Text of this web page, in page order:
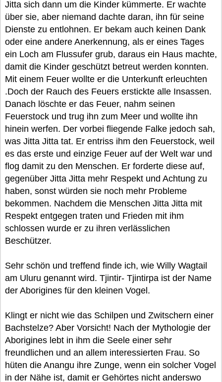
Jitta sich dann um die Kinder kümmerte. Er wachte
über sie, aber niemand dachte daran, ihn für seine
Dienste zu entlohnen. Er bekam auch keinen Dank
oder eine andere Anerkennung, als er eines Tages
ein Loch am Flussufer grub, daraus ein Haus machte,
damit die Kinder geschützt betreut werden konnten.
Mit einem Feuer wollte er die Unterkunft erleuchten
.Doch der Rauch des Feuers erstickte alle Insassen.
Danach löschte er das Feuer, nahm seinen
Feuerstock und trug ihn zum Meer und wollte ihn
hinein werfen. Der vorbei fliegende Falke jedoch sah,
was Jitta Jitta tat. Er entriss ihm den Feuerstock, weil
es das erste und einzige Feuer auf der Welt war und
flog damit zu den Menschen. Er forderte diese auf,
gegenüber Jitta Jitta mehr Respekt und Achtung zu
haben, sonst würden sie noch mehr Probleme
bekommen. Nachdem die Menschen Jitta Jitta mit
Respekt entgegen traten und Frieden mit ihm
schlossen wurde er zu ihren verlässlichen
Beschützer.
Sehr schön und treffend finde ich, wie Willy Wagtail
am Uluru genannt wird. Tjintir- Tjintirpa ist der Name
der Aborigines für den kleinen Vogel.
Klingt er nicht wie das Schilpen und Zwitschern einer
Bachstelze? Aber Vorsicht! Nach der Mythologie der
Aborigines lebt in ihm die Seele einer sehr
freundlichen und an allem interessierten Frau. So
hüten die Anangu ihre Zunge, wenn ein solcher Vogel
in der Nähe ist, damit er Gehörtes nicht anderswo